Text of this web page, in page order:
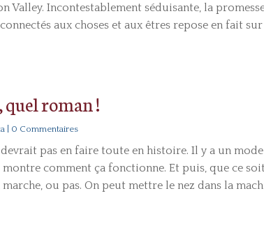
Valley. Incontestablement séduisante, la
aux choses et aux êtres repose en fait
roman !
| 0 Commentaires
pas en faire toute en histoire. Il y a un
comment ça fonctionne. Et puis, que ce
ou pas. On peut mettre le nez dans la